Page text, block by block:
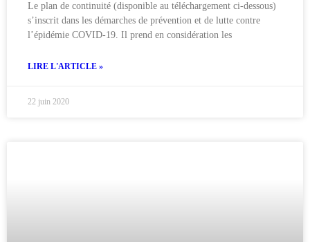
Le plan de continuité (disponible au téléchargement ci-dessous)
s’inscrit dans les démarches de prévention et de lutte contre
l’épidémie COVID-19. Il prend en considération les
LIRE L'ARTICLE »
22 juin 2020